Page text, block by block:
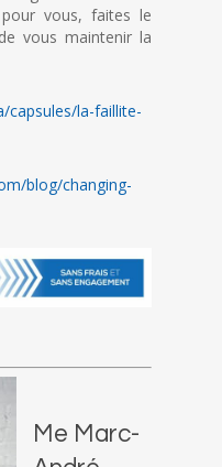
vous, faites le
vous maintenir la
capsules/la-faillite-
blog/changing-
Me Marc-